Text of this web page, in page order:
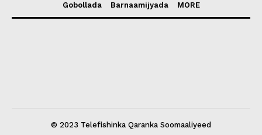
Gobollada
Barnaamijyada MORE
© 2023 Telefishinka Qaranka Soomaaliyeed